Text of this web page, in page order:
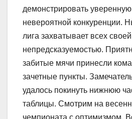
демонстрировать уверенную
невероятной конкуренции.
лига захватывает всех своей
непредсказуемостью.
забитые мячи принесли
зачетные пункты.
удалось покинуть нижнюю
таблицы. Смотрим на